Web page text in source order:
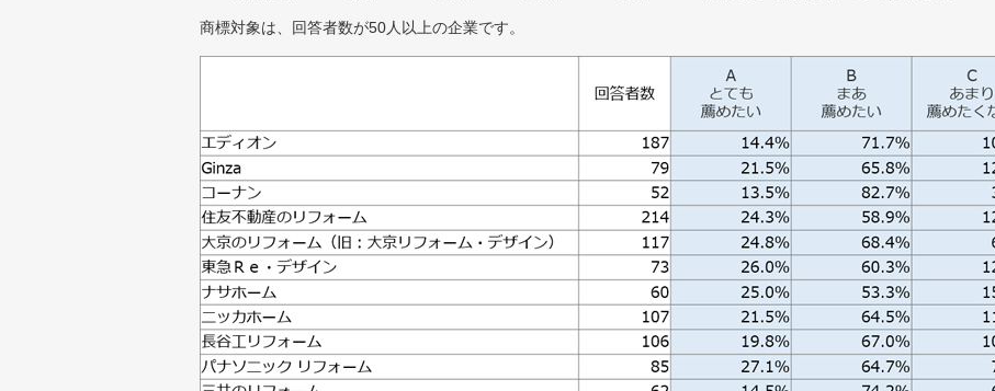
商標対象は、回答者数が50人以上の企業です。